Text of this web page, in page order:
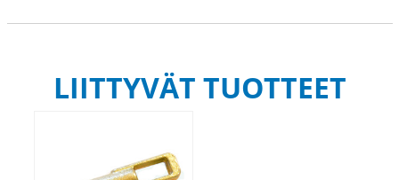
LIITTYVÄT TUOTTEET